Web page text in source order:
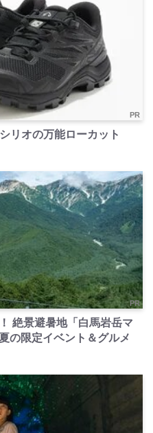
PR
リオの万能ローカット
PR
絶景避暑地「白馬岩岳マ
の限定イベント＆グルメ